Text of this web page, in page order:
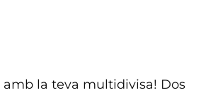
la teva multidivisa! Dos